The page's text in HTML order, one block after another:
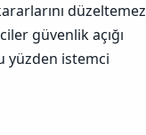
güvenlik açığı
yüzden istemci